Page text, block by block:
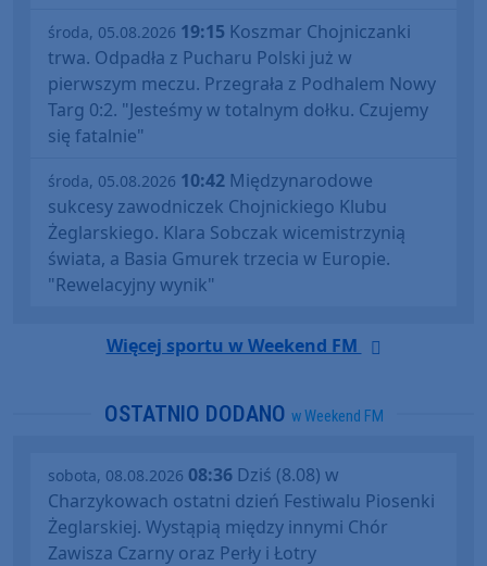
środa, 05.08.2026 19:15 Koszmar Chojniczanki
trwa. Odpadła z Pucharu Polski już w
pierwszym meczu. Przegrała z Podhalem Nowy
Targ 0:2. "Jesteśmy w totalnym dołku. Czujemy
się fatalnie"
środa, 05.08.2026 10:42 Międzynarodowe
sukcesy zawodniczek Chojnickiego Klubu
Żeglarskiego. Klara Sobczak wicemistrzynią
świata, a Basia Gmurek trzecia w Europie.
"Rewelacyjny wynik"
Więcej sportu w Weekend FM
OSTATNIO DODANO w Weekend FM
sobota, 08.08.2026 08:36 Dziś (8.08) w
Charzykowach ostatni dzień Festiwalu Piosenki
Żeglarskiej. Wystąpią między innymi Chór
Zawisza Czarny oraz Perły i Łotry